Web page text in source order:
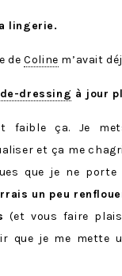
lingerie.
deColine m’avait
dressing à jour
faible ça. Je mets
et ça me
que je ne porte
un peu
(et vous faire
que je me mette